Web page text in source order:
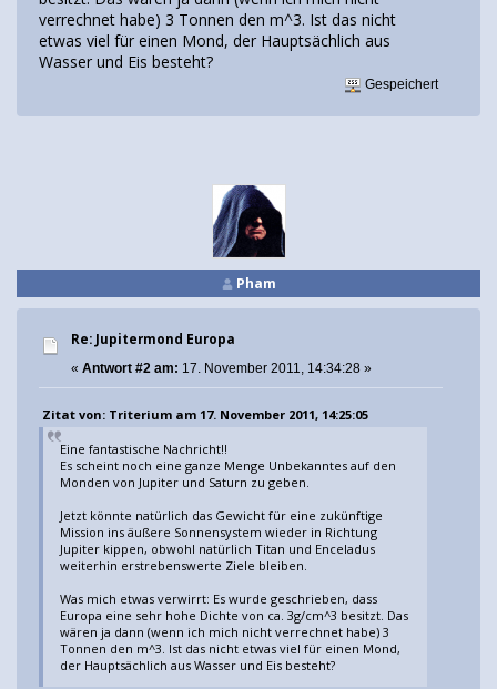
verrechnet habe) 3 Tonnen den m^3. Ist das nicht
etwas viel für einen Mond, der Hauptsächlich aus
Wasser und Eis besteht?
Gespeichert
Pham
Re: Jupitermond Europa
« Antwort #2 am: 17. November 2011, 14:34:28 »
Zitat von: Triterium am 17. November 2011, 14:25:05
Eine fantastische Nachricht!!
Es scheint noch eine ganze Menge Unbekanntes auf den
Monden von Jupiter und Saturn zu geben.
Jetzt könnte natürlich das Gewicht für eine zukünftige
Mission ins äußere Sonnensystem wieder in Richtung
Jupiter kippen, obwohl natürlich Titan und Enceladus
weiterhin erstrebenswerte Ziele bleiben.
Was mich etwas verwirrt: Es wurde geschrieben, dass
Europa eine sehr hohe Dichte von ca. 3g/cm^3 besitzt. Das
wären ja dann (wenn ich mich nicht verrechnet habe) 3
Tonnen den m^3. Ist das nicht etwas viel für einen Mond,
der Hauptsächlich aus Wasser und Eis besteht?